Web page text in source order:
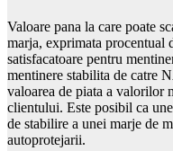
Valoare pana la care poate
marja, exprimata procentual
satisfacatoare pentru
mentinere stabilita de catre
valoarea de piata a valorilor
clientului. Este posibil ca
de stabilire a unei marje de
autoprotejarii.